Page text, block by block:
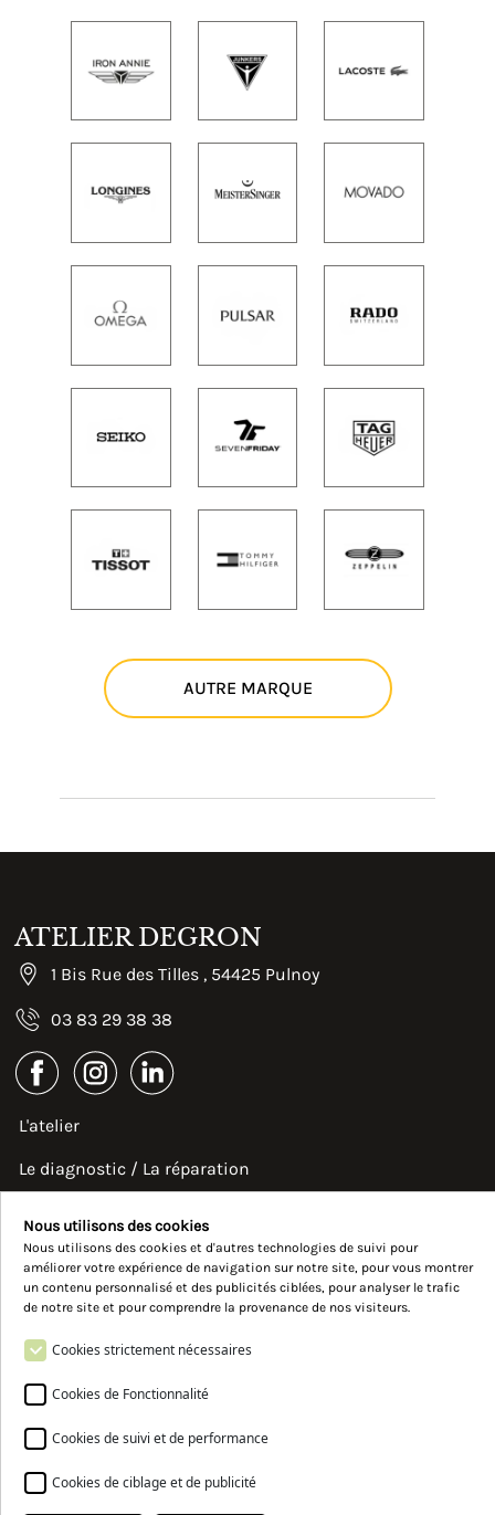
AUTRE MARQUE
ATELIER DEGRON
1 Bis Rue des Tilles , 54425 Pulnoy
03 83 29 38 38
L'atelier
Le diagnostic / La réparation
Actualités
Contact
Conditions générales de vente
Mentions légales
Nous utilisons des cookies
Nous utilisons des cookies et d'autres technologies de suivi pour
améliorer votre expérience de navigation sur notre site, pour vous montrer
un contenu personnalisé et des publicités ciblées, pour analyser le trafic
de notre site et pour comprendre la provenance de nos visiteurs.
Cookies strictement nécessaires
Cookies de Fonctionnalité
Cookies de suivi et de performance
Cookies de ciblage et de publicité